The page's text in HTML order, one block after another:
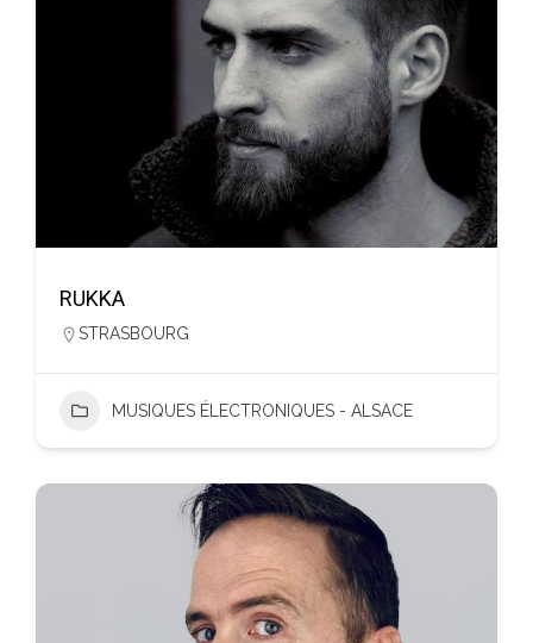
RUKKA
STRASBOURG
MUSIQUES ÉLECTRONIQUES - ALSACE